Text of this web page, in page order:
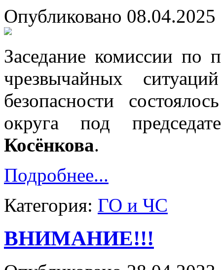
Опубликовано
Заседание комиссии по
чрезвычайных
безопасности
округа под
Косёнкова.
Подробнее...
Категория: ГО и ЧС
ВНИМАНИЕ!!!